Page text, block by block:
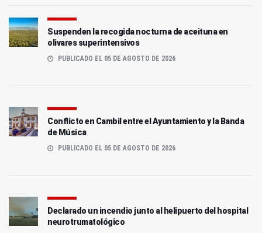
Suspenden la recogida nocturna de aceituna en
olivares superintensivos
PUBLICADO EL 05 DE AGOSTO DE 2026
Conflicto en Cambil entre el Ayuntamiento y la Banda
de Música
PUBLICADO EL 05 DE AGOSTO DE 2026
Declarado un incendio junto al helipuerto del hospital
neurotrumatológico